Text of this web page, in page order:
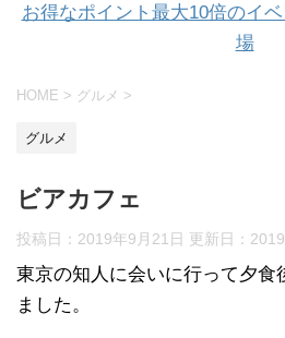
お得なポイント最大10倍のイ
場
HOME > グルメ >
グルメ
ビアカフェ
投稿日：2019年9月21日 更新日：
東京の知人に会いに行って夕食
ました。